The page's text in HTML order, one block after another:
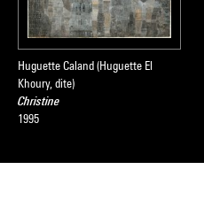
Huguette Caland (Huguette El
Khoury, dite)
Christine
1995